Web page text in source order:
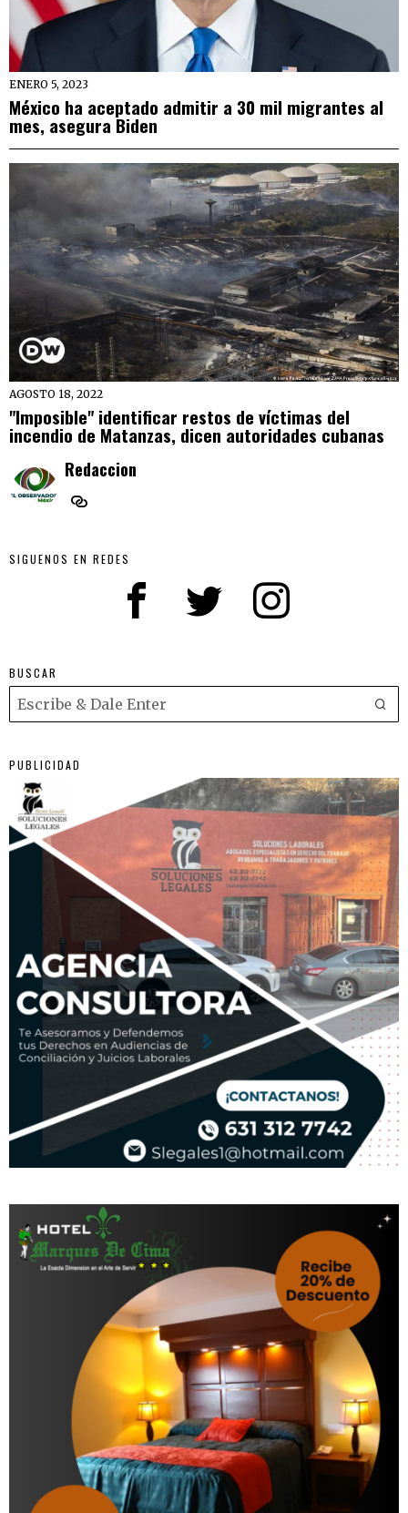
ENERO 5, 2023
México ha aceptado admitir a 30 mil migrantes al
mes, asegura Biden
AGOSTO 18, 2022
"Imposible" identificar restos de víctimas del
incendio de Matanzas, dicen autoridades cubanas
Redaccion
SIGUENOS EN REDES
BUSCAR
PUBLICIDAD